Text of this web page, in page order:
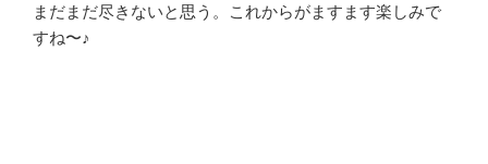
まだまだ尽きないと思う。これからがますます楽しみで
すね〜♪